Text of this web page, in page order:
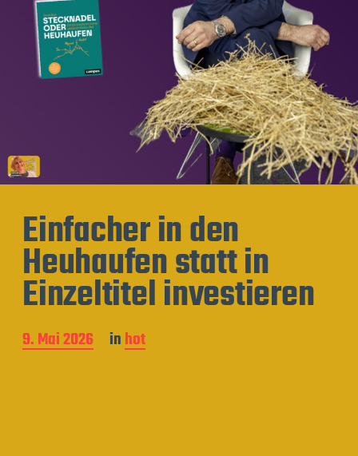
Einfacher in den
Heuhaufen statt in
Einzeltitel investieren
B
e
9. Mai 2026 inhot